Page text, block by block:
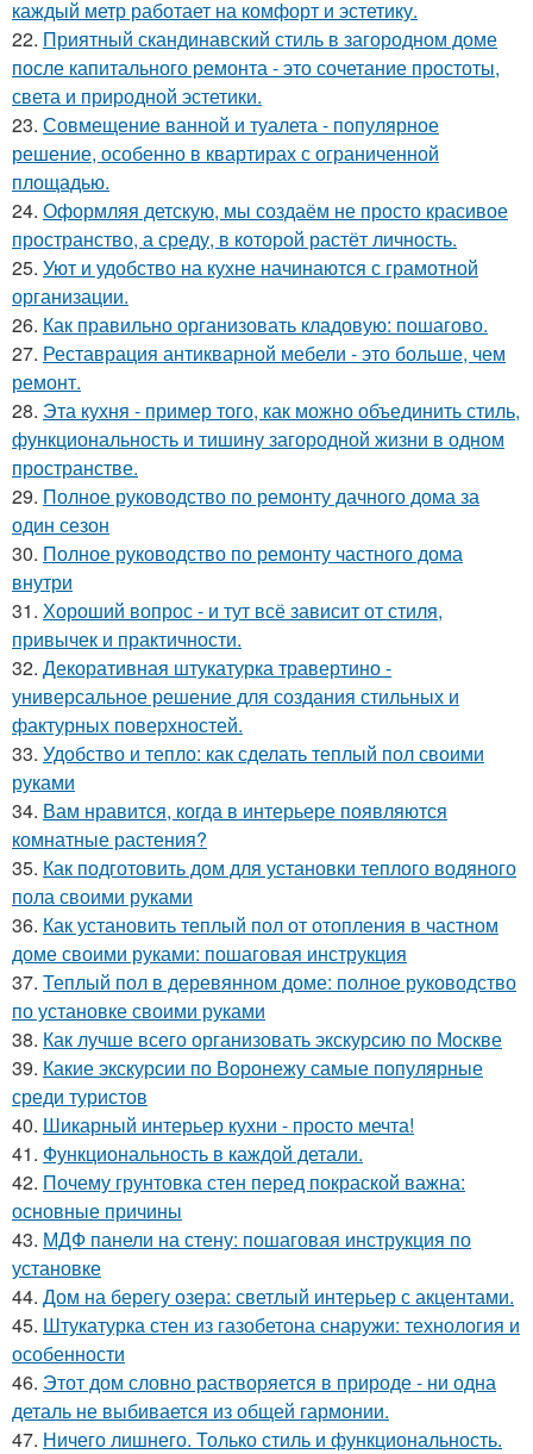
каждый метр работает на комфорт и эстетику.
22. Приятный скандинавский стиль в загородном доме
после капитального ремонта - это сочетание простоты,
света и природной эстетики.
23. Совмещение ванной и туалета - популярное
решение, особенно в квартирах с ограниченной
площадью.
24. Оформляя детскую, мы создаём не просто красивое
пространство, а среду, в которой растёт личность.
25. Уют и удобство на кухне начинаются с грамотной
организации.
26. Как правильно организовать кладовую: пошагово.
27. Реставрация антикварной мебели - это больше, чем
ремонт.
28. Эта кухня - пример того, как можно объединить стиль,
функциональность и тишину загородной жизни в одном
пространстве.
29. Полное руководство по ремонту дачного дома за
один сезон
30. Полное руководство по ремонту частного дома
внутри
31. Хороший вопрос - и тут всё зависит от стиля,
привычек и практичности.
32. Декоративная штукатурка травертино -
универсальное решение для создания стильных и
фактурных поверхностей.
33. Удобство и тепло: как сделать теплый пол своими
руками
34. Вам нравится, когда в интерьере появляются
комнатные растения?
35. Как подготовить дом для установки теплого водяного
пола своими руками
36. Как установить теплый пол от отопления в частном
доме своими руками: пошаговая инструкция
37. Теплый пол в деревянном доме: полное руководство
по установке своими руками
38. Как лучше всего организовать экскурсию по Москве
39. Какие экскурсии по Воронежу самые популярные
среди туристов
40. Шикарный интерьер кухни - просто мечта!
41. Функциональность в каждой детали.
42. Почему грунтовка стен перед покраской важна:
основные причины
43. МДФ панели на стену: пошаговая инструкция по
установке
44. Дом на берегу озера: светлый интерьер с акцентами.
45. Штукатурка стен из газобетона снаружи: технология и
особенности
46. Этот дом словно растворяется в природе - ни одна
деталь не выбивается из общей гармонии.
47. Ничего лишнего. Только стиль и функциональность.